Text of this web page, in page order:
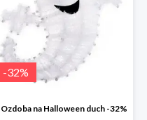
-32%
Ozdoba na Halloween duch -32%